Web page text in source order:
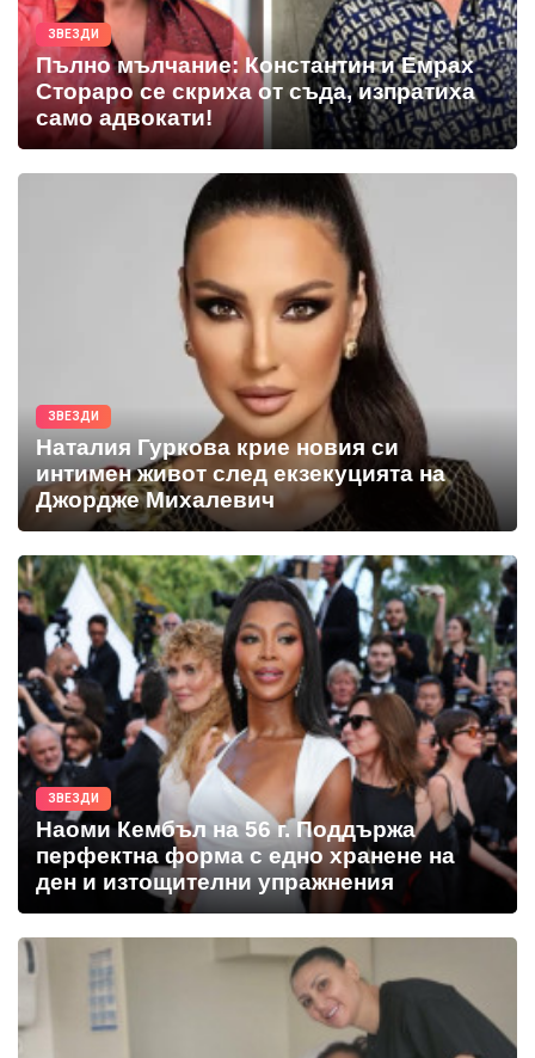
ЗВЕЗДИ
Пълно мълчание: Константин и Емрах
Стораро се скриха от съда, изпратиха
само адвокати!
ЗВЕЗДИ
Наталия Гуркова крие новия си
интимен живот след екзекуцията на
Джордже Михалевич
ЗВЕЗДИ
Наоми Кембъл на 56 г. Поддържа
перфектна форма с едно хранене на
ден и изтощителни упражнения